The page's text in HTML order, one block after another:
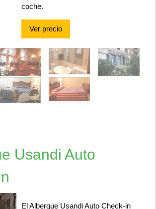
coche.
Ver precio
Usandi Auto
El Albergue Usandi Auto Check-in